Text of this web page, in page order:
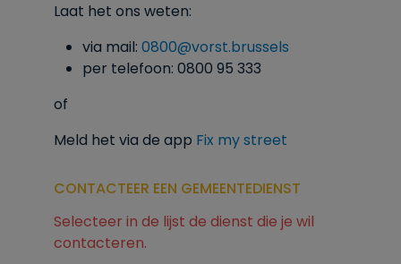
Laat het ons weten:
via mail: 0800@vorst.brussels
per telefoon: 0800 95 333
of
Meld het via de app Fix my street
CONTACTEER EEN GEMEENTEDIENST
Selecteer in de lijst de dienst die je wil
contacteren.